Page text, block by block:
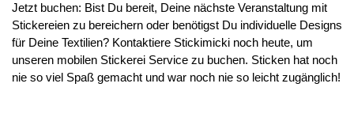
Jetzt buchen: Bist Du bereit, Deine nächste Veranstaltung mit
Stickereien zu bereichern oder benötigst Du individuelle Designs
für Deine Textilien? Kontaktiere Stickimicki noch heute, um
unseren mobilen Stickerei Service zu buchen. Sticken hat noch
nie so viel Spaß gemacht und war noch nie so leicht zugänglich!